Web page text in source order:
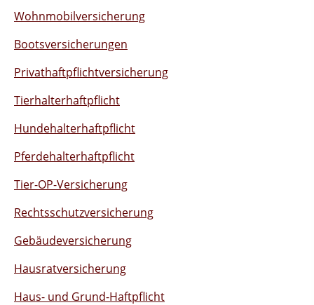
Wohnmobilversicherung
Bootsversicherungen
Privathaftpflichtversicherung
Tierhalterhaftpflicht
Hundehalterhaftpflicht
Pferdehalterhaftpflicht
Tier-OP-Versicherung
Rechtsschutzversicherung
Gebäudeversicherung
Hausratversicherung
Haus- und Grund-Haftpflicht